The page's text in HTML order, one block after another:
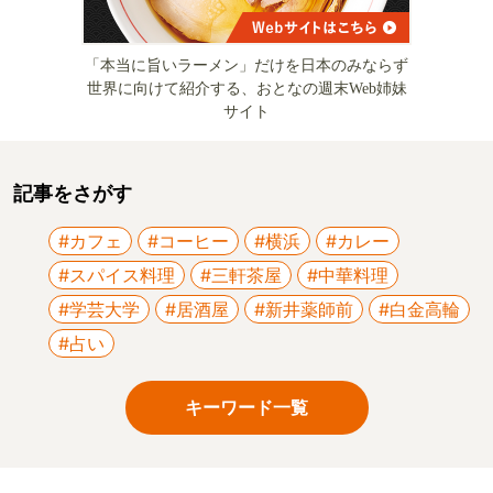
「本当に旨いラーメン」だけを日本のみならず
世界に向けて紹介する、おとなの週末Web姉妹
サイト
記事をさがす
#カフェ #コーヒー #横浜
#カレー
#スパイス料理
#三軒茶屋
#中華料理
#学芸大学
#居酒屋 #新井薬師前
#白金高輪
#占い
キーワード一覧